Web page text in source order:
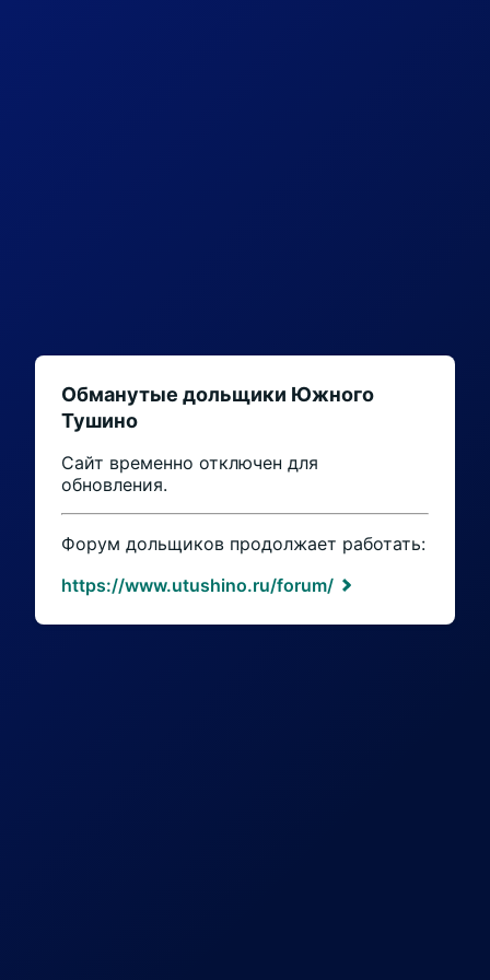
Обманутые дольщики Южного
Тушино
Сайт временно отключен для
обновления.
Форум дольщиков продолжает работать:
https://www.utushino.ru/forum/